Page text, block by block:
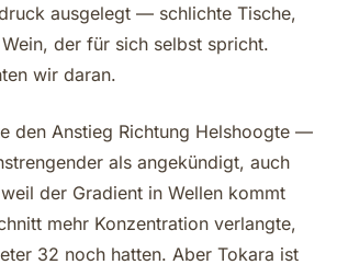
ausgelegt — schlichte Tische,
der für sich selbst spricht.
wir daran.
den Anstieg Richtung Helshoogte —
als angekündigt, auch
der Gradient in Wellen kommt
mehr Konzentration verlangte,
32 noch hatten. Aber Tokara ist